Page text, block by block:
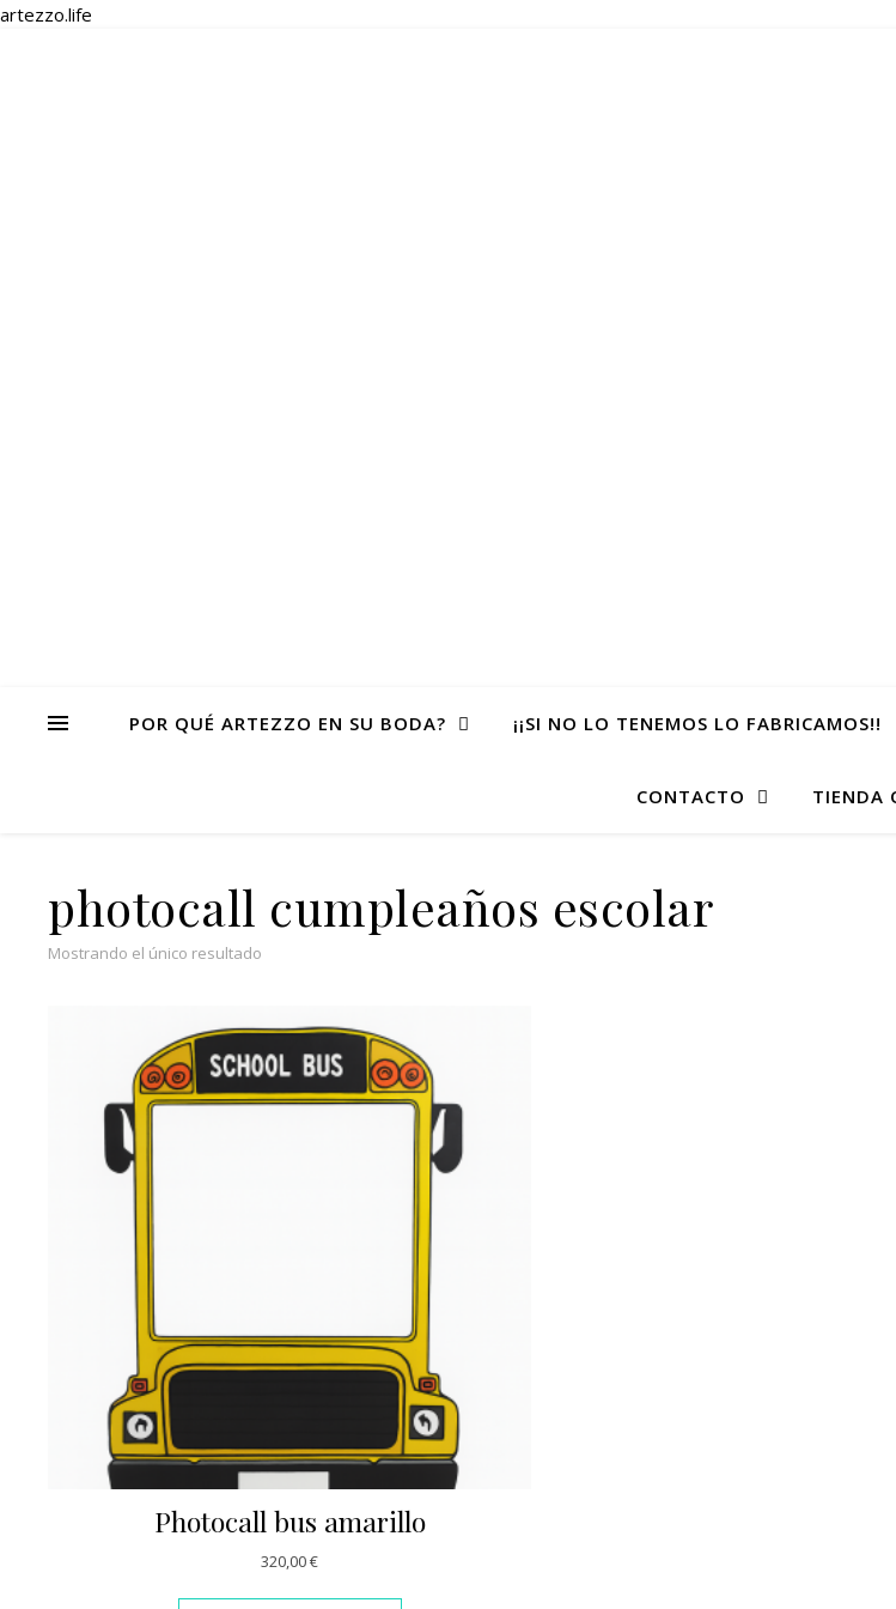
artezzo.life
POR QUÉ ARTEZZO EN SU BODA? ¡¡SI NO LO TENEMOS LO FABRICAMOS!!
CONTACTO TIENDA
photocall cumpleaños escolar
Mostrando el único resultado
Photocall bus amarillo
320,00€